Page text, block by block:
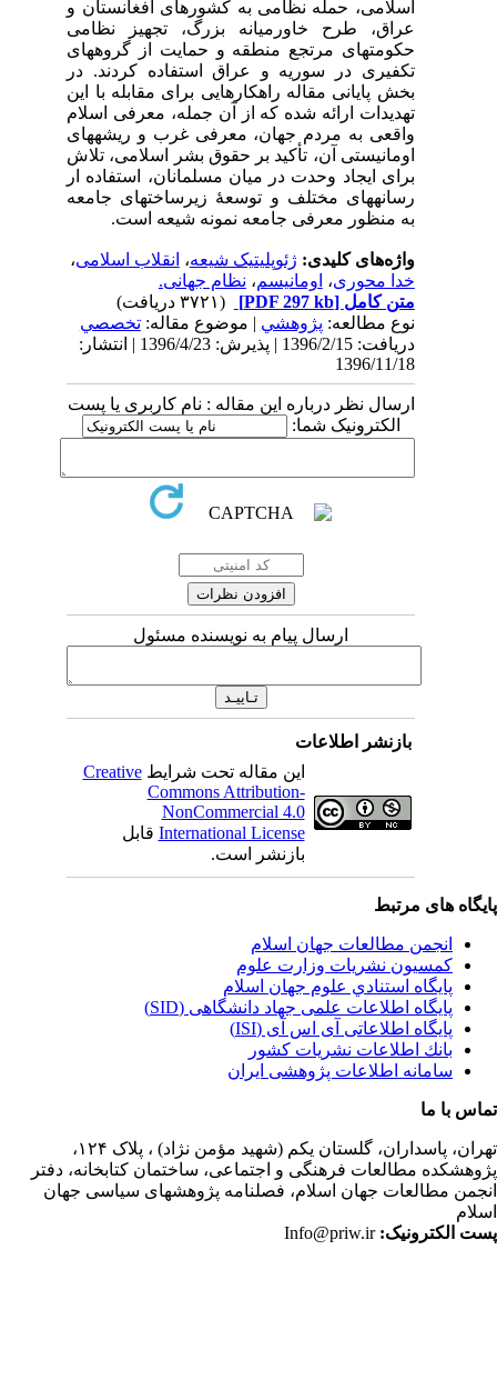
اسلامی، حمله نظامی به کشورهای افغانستان و
عراق، طرح خاورمیانه بزرگ، تجهیز نظامی
حکومت­های مرتجع منطقه و حمایت از گروه­های
تکفیری در سوریه و عراق استفاده کردند. در
بخش پایانی مقاله راهکارهایی برای مقابله با این
تهدیدات ارائه شده که از آن جمله، معرفی اسلام
واقعی به مردم جهان، معرفی غرب و ریشه­های
اومانیستی آن، تأکید بر حقوق بشر اسلامی، تلاش
برای ایجاد وحدت در میان مسلمانان، استفاده ار
رسانه­های مختلف و توسعۀ زیرساخت­های جامعه
به منظور معرفی جامعه نمونه شیعه است.
واژه‌های کلیدی:ژئوپلیتیک شیعه،انقلاب اسلامی،
خدا محوری،اومانیسم،نظام جهانی.
متن کامل[PDF 297 kb]
نوع مطالعه:پژوهشي| موضوع مقاله:تخصصي
دریافت: 1396/2/15 | پذیرش: 1396/4/23 | انتشار:
1396/11/18
ارسال نظر درباره این مقاله : نام کاربری یا پست
الکترونیک شما:
ارسال پیام به نویسنده مسئول
بازنشر اطلاعات
این مقاله تحت شرایطCreative
Commons Attribution-
NonCommercial 4.0
International Licenseقابل
بازنشر است.
های مرتبط
انجمن مطالعات جهان اسلام
کمسیون نشریات وزارت علوم
پايگاه استنادي علوم جهان اسلام
پایگاه اطلاعات علمی جهاد دانشگاهی (SID)
پایگاه اطلاعاتی آی اس آی (ISI)
بانك اطلاعات نشريات كشور
سامانه اطلاعات پژوهشی ایران
با ما
پاسداران، گلستان یکم (شهید مؤمن نژاد) ، پلاک ۱۲۴،
مطالعات فرهنگی و اجتماعی، ساختمان کتابخانه، دفتر
مطالعات جهان اسلام، فصلنامه پژوهشهای سیاسی جهان
الکترونیک:Info@priw.ir